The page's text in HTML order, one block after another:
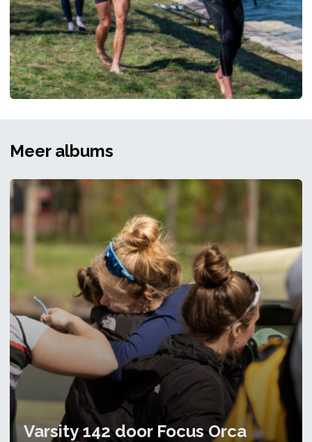
Meer albums
Varsity 142 door Focus Orca